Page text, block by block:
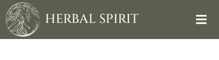
Skip
to
content
HERBAL SPIRIT